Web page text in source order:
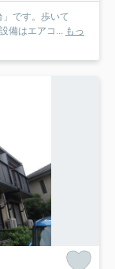
です。歩いて
備はエアコ... もっ